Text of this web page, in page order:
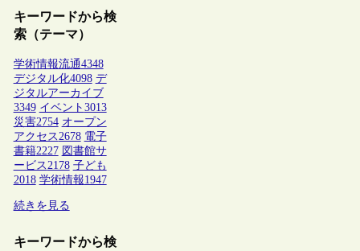
キーワードから検
索（テーマ）
学術情報流通4348
デジタル化4098 デ
ジタルアーカイブ
3349 イベント 3013
災害2754 オープン
アクセス 2678 電子
書籍2227 図書館サ
ービス 2178 子ども
2018 学術情報1947
続きを見る
キーワードから検